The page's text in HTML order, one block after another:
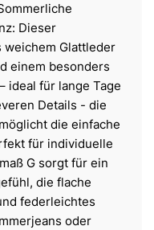
Dieser
weichem Glattleder
einem besonders
ideal für lange Tage
Details - die
die einfache
für individuelle
G sorgt für ein
die flache
federleichtes
oder